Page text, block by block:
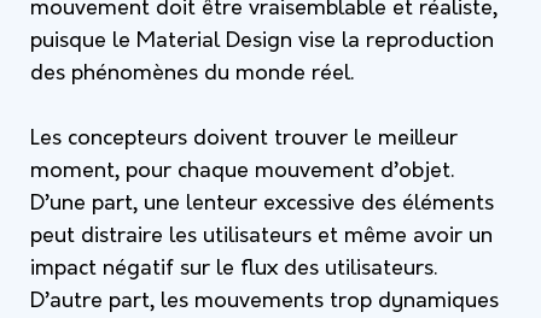
mouvement doit être vraisemblable et réaliste,
puisque le Material Design vise la reproduction
des phénomènes du monde réel.
Les concepteurs doivent trouver le meilleur
moment, pour chaque mouvement d’objet.
D’une part, une lenteur excessive des éléments
peut distraire les utilisateurs et même avoir un
impact négatif sur le flux des utilisateurs.
D’autre part, les mouvements trop dynamiques